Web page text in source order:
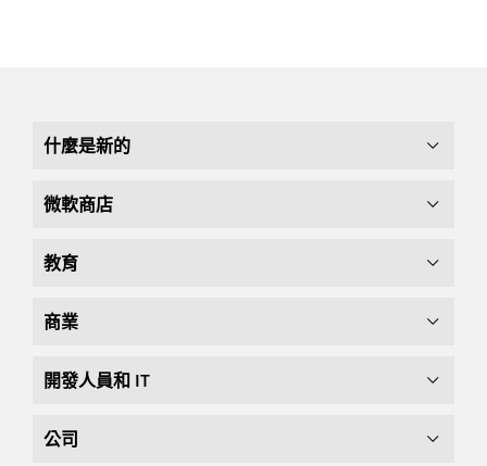
什麼是新的
微軟商店
教育
商業
開發人員和 IT
公司